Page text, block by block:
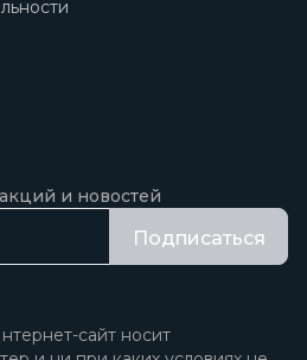
и новостей
Подписаться
сайт носит